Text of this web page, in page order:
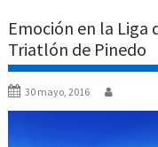
Emoción en la Liga
Triatlón de Pinedo
30 mayo, 2016